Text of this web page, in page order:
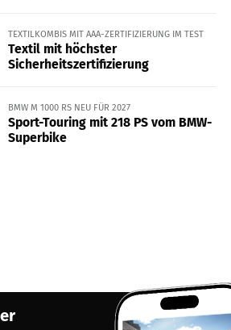
TEXTILKOMBIS MIT AAA-ZERTIFIZIERUNG IM TEST
Textil mit höchster
Sicherheitszertifizierung
BMW M 1000 RS NEU FÜR 2027
Sport-Touring mit 218 PS vom BMW-
Superbike